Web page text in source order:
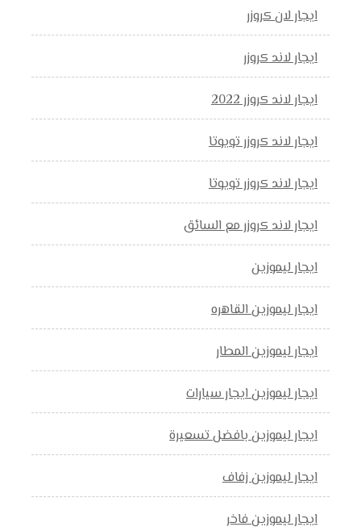
ايجار لان كروزر
ايجار لاند كروزر
ايجار لاند كروزر 2022
ايجار لاند كروزر تويوتا
ايجار لاند كروزر تويوتا
ايجار لاند كروزر مع السائق
ايجار ليموزين
ايجار ليموزين القاهره
ايجار ليموزين المطار
ايجار ليموزين ايجار سيارات
ايجار ليموزين بافضل تسعيرة
ايجار ليموزين زفاف
ايجار ليموزين فاخر